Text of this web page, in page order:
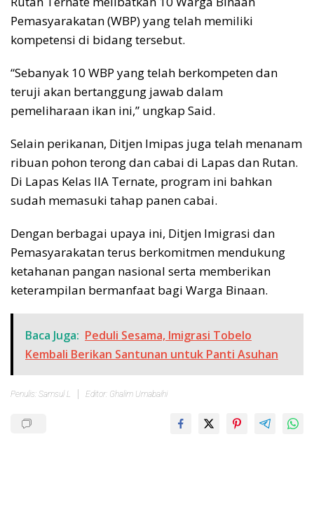
Pemasyarakatan (WBP) yang telah memiliki
kompetensi di bidang tersebut.
“Sebanyak 10 WBP yang telah berkompeten dan
teruji akan bertanggung jawab dalam
pemeliharaan ikan ini,” ungkap Said.
Selain perikanan, Ditjen Imipas juga telah menanam
ribuan pohon terong dan cabai di Lapas dan Rutan.
Di Lapas Kelas IIA Ternate, program ini bahkan
sudah memasuki tahap panen cabai.
Dengan berbagai upaya ini, Ditjen Imigrasi dan
Pemasyarakatan terus berkomitmen mendukung
ketahanan pangan nasional serta memberikan
keterampilan bermanfaat bagi Warga Binaan.
Baca Juga: Peduli Sesama, Imigrasi Tobelo
Kembali Berikan Santunan untuk Panti Asuhan
Penulis: Samsul L Editor: Ghalim Umabaihi